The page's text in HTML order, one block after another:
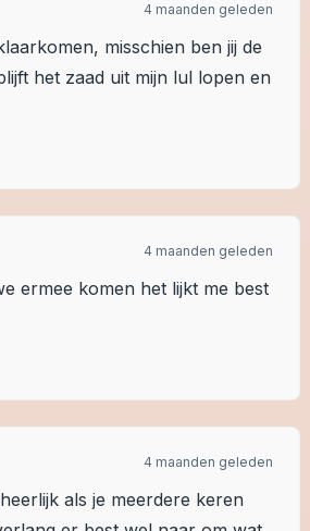
4 maanden geleden
misschien ben jij de
het zaad uit mijn lul lopen en
4 maanden geleden
ermee komen het lijkt me best
4 maanden geleden
als je meerdere keren